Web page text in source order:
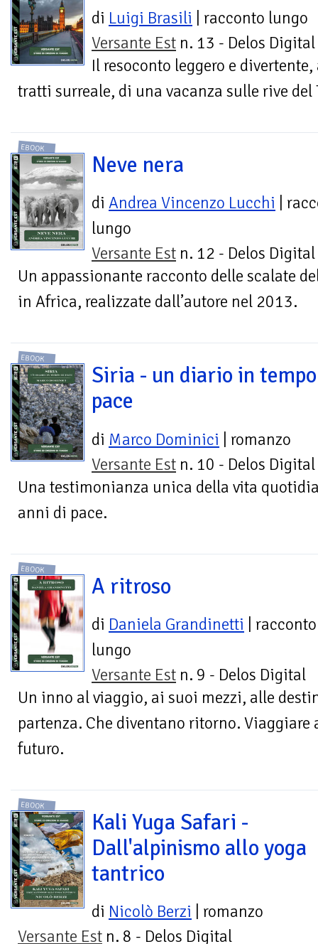
di Luigi Brasili | racconto lungo
Versante Est n. 13 - Delos Digital
Il resoconto leggero e divertente,
tratti surreale, di una vacanza sulle rive del
EBOOK
Neve nera
di Andrea Vincenzo Lucchi |
lungo
Versante Est n. 12 - Delos Digital
Un appassionante racconto delle scalate
in Africa, realizzate dall’autore nel 2013.
EBOOK
Siria - un diario in
pace
di Marco Dominici | romanzo
Versante Est n. 10 - Delos Digital
Una testimonianza unica della vita
anni di pace.
EBOOK
A ritroso
di Daniela Grandinetti | racconto
lungo
Versante Est n. 9 - Delos Digital
Un inno al viaggio, ai suoi mezzi, alle
partenza. Che diventano ritorno. Viaggiare
futuro.
EBOOK
Kali Yuga Safari -
Dall'alpinismo allo yoga
tantrico
di Nicolò Berzi | romanzo
Versante Est n. 8 - Delos Digital